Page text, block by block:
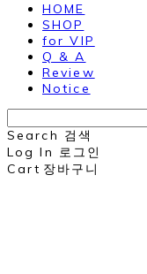
HOME
SHOP
for VIP
Q & A
Review
Notice
Search 검색
Log In 로그인
Cart 장바구니